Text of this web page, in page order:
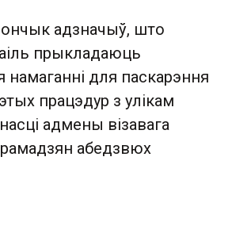
адзначыў, што
прыкладаюць
намаганні для паскарэння
працэдур з улікам
адмены візавага
абедзвюх